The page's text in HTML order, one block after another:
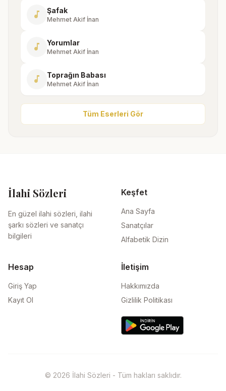
music_note Şafak
Mehmet Akif İnan
music_note Yorumlar
Mehmet Akif İnan
music_note Toprağın Babası
Mehmet Akif İnan
Tüm Eserleri Gör
İlahi Sözleri
En güzel ilahi sözleri, ilahi
şarkı sözleri ve sanatçı
bilgileri
Keşfet
Ana Sayfa
Sanatçılar
Alfabetik Dizin
Hesap
Giriş Yap
Kayıt Ol
İletişim
Hakkımızda
Gizlilik Politikası
© 2026 İlahi Sözleri - Tüm hakları saklıdır.